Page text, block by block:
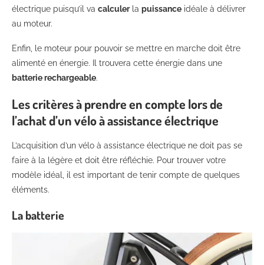
électrique puisqu’il va calculerla puissance idéale à délivrer
au moteur.
Enfin, le moteur pour pouvoir se mettre en marche doit être
alimenté en énergie. Il trouvera cette énergie dans une
batterie rechargeable.
Les critères à prendre en compte lors de
l’achat d’un vélo à assistance électrique
L’acquisition d’un vélo à assistance électrique ne doit pas se
faire à la légère et doit être réfléchie. Pour trouver votre
modèle idéal, il est important de tenir compte de quelques
éléments.
La batterie